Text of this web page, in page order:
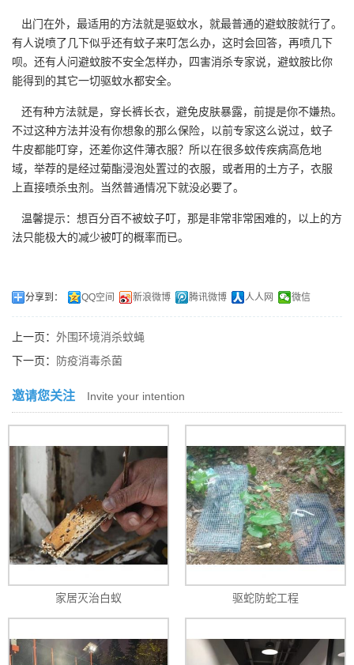
出门在外，最适用的方法就是驱蚊水，就最普通的避蚊胺就行了。
有人说喷了几下似乎还有蚊子来叮怎么办，这时会回答，再喷几下
呗。还有人问避蚊胺不安全怎样办，四害消杀专家说，避蚊胺比你
能得到的其它一切驱蚊水都安全。
还有种方法就是，穿长裤长衣，避免皮肤暴露，前提是你不嫌热。
不过这种方法并没有你想象的那么保险，以前专家这么说过，蚊子
牛皮都能叮穿，还差你这件薄衣服？所以在很多蚊传疾病高危地
域，举荐的是经过菊酯浸泡处置过的衣服，或者用的土方子，衣服
上直接喷杀虫剂。当然普通情况下就没必要了。
温馨提示：想百分百不被蚊子叮，那是非常非常困难的，以上的方
法只能极大的减少被叮的概率而已。
分享到： QQ空间 新浪微博 腾讯微博 人人网 微信
上一页： 外围环境消杀蚊蝇
下一页：
防疫消毒杀菌
邀请您关注 Invite your intention
家居灭治白蚁 驱蛇防蛇工程